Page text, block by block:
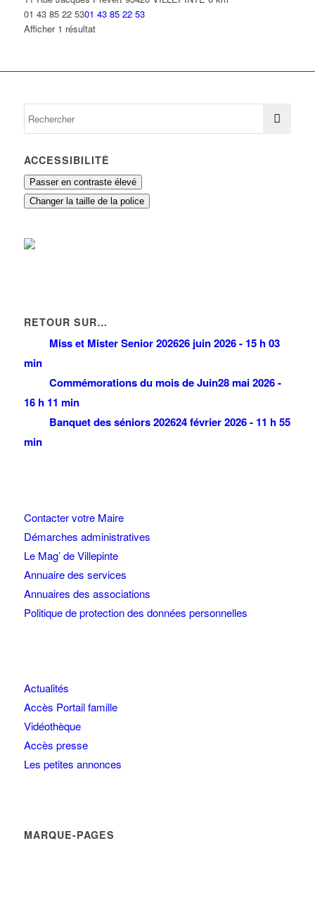
01 43 85 22 5301 43 85 22 53
Afficher 1 résultat
ACCESSIBILITÉ
Passer en contraste élevé
Changer la taille de la police
RETOUR SUR…
Miss et Mister Senior 202626 juin 2026 - 15 h 03
min
Commémorations du mois de Juin28 mai 2026 -
16 h 11 min
Banquet des séniors 202624 février 2026 - 11 h 55
min
Contacter votre Maire
Démarches administratives
Le Mag’ de Villepinte
Annuaire des services
Annuaires des associations
Politique de protection des données personnelles
Actualités
Accès Portail famille
Vidéothèque
Accès presse
Les petites annonces
MARQUE-PAGES